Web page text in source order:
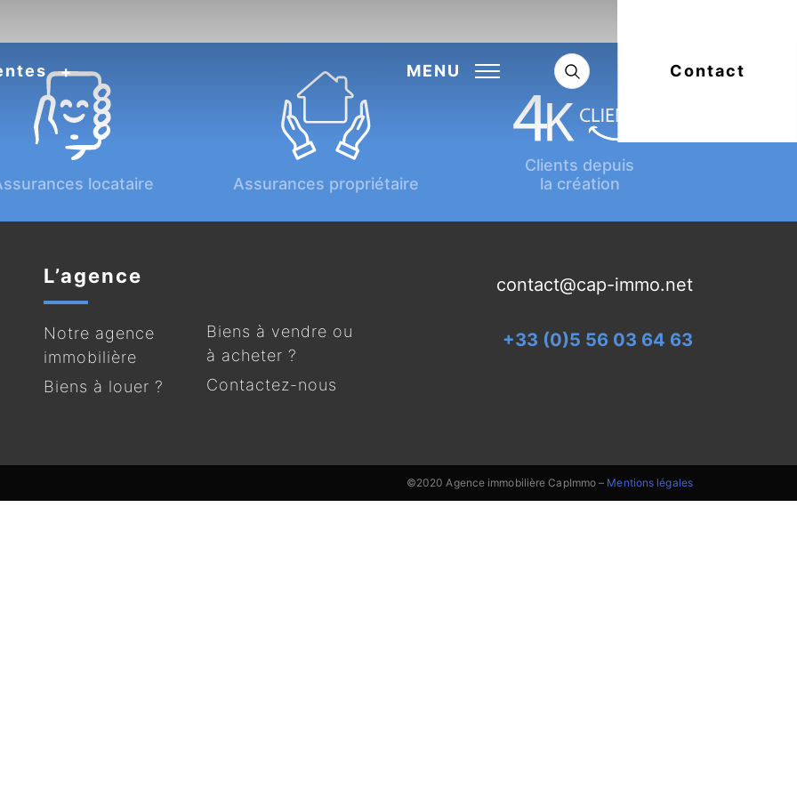
MENU Contact
locataire Assurances propriétaire
Clients depuis
la création
L’agence
Notre agence
immobilière
Biens à louer ?
Biens à vendre ou
à acheter ?
Contactez-nous
contact@cap-immo.net
+33 (0)5 56 03 64 63
©2020 Agence immobilière CapImmo – Mentions légales